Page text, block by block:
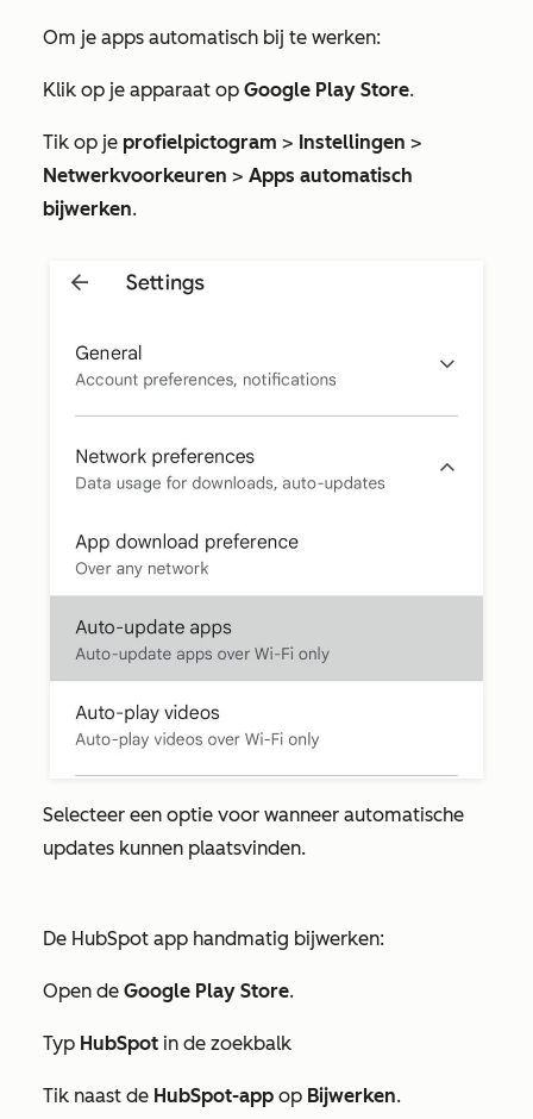
Om je apps automatisch bij te werken:
Klik op je apparaat op Google Play Store.
Tik op je profielpictogram > Instellingen >
Netwerkvoorkeuren > Apps automatisch
bijwerken.
Selecteer een optie voor wanneer automatische
updates kunnen plaatsvinden.
De HubSpot app handmatig bijwerken:
Open de Google Play Store.
Typ HubSpot in de zoekbalk
Tik naast de HubSpot-app op Bijwerken.